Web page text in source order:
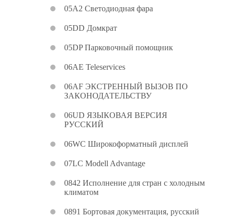
05A2 Светодиодная фара
05DD Домкрат
05DP Парковочный помощник
06AE Teleservices
06AF ЭКСТРЕННЫЙ ВЫЗОВ ПО
ЗАКОНОДАТЕЛЬСТВУ
06UD ЯЗЫКОВАЯ ВЕРСИЯ
РУССКИЙ
06WC Широкоформатный дисплей
07LC Modell Advantage
0842 Исполнение для стран с холодным
климатом
0891 Бортовая документация, русский